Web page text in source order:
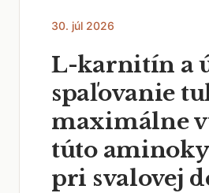
30. júl 2026
L-karnitín a
spaľovanie
maximálne
túto
pri svalovej